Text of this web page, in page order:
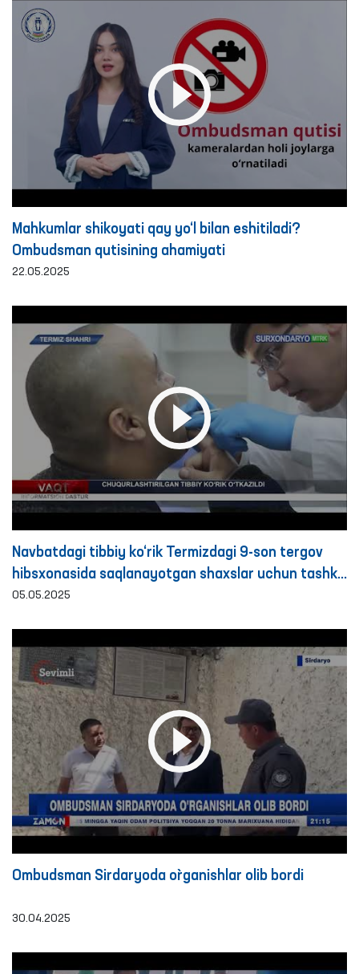
Mahkumlar shikoyati qay yo‘l bilan eshitiladi?
Ombudsman qutisining ahamiyati
22.05.2025
Navbatdagi tibbiy ko‘rik Termizdagi 9-son tergov
hibsxonasida saqlanayotgan shaxslar uchun tashkil
etildi
05.05.2025
Ombudsman Sirdaryoda o`rganishlar olib bordi
30.04.2025